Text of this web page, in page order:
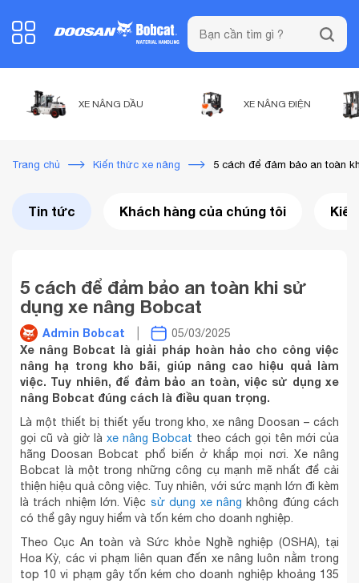
XE NÂNG DẦU XE NÂNG ĐIỆN
Trang chủ Kiến thức xe nâng 5 cách để đảm bảo an toàn
Tin tức Khách hàng của chúng tôi
5 cách để đảm bảo an toàn khi sử
dụng xe nâng Bobcat
Admin Bobcat 05/03/2025
Xe nâng Bobcat là giải pháp hoàn hảo cho công việc
nâng hạ trong kho bãi, giúp nâng cao hiệu quả làm
việc. Tuy nhiên, để đảm bảo an toàn, việc sử dụng xe
nâng Bobcat đúng cách là điều quan trọng.
Là một thiết bị thiết yếu trong kho, xe nâng Doosan – cách
gọi cũ và giờ là xe nâng Bobcat theo cách gọi tên mới của
hãng Doosan Bobcat phổ biến ở khắp mọi nơi. Xe nâng
Bobcat là một trong những công cụ mạnh mẽ nhất để cải
thiện hiệu quả công việc. Tuy nhiên, với sức mạnh lớn đi kèm
là trách nhiệm lớn. Việc sử dụng xe nâng không đúng cách
có thể gây nguy hiểm và tốn kém cho doanh nghiệp.
Theo Cục An toàn và Sức khỏe Nghề nghiệp (OSHA), tại
Hoa Kỳ, các vi phạm liên quan đến xe nâng luôn nằm trong
top 10 vi phạm gây tốn kém cho doanh nghiệp khoảng 135